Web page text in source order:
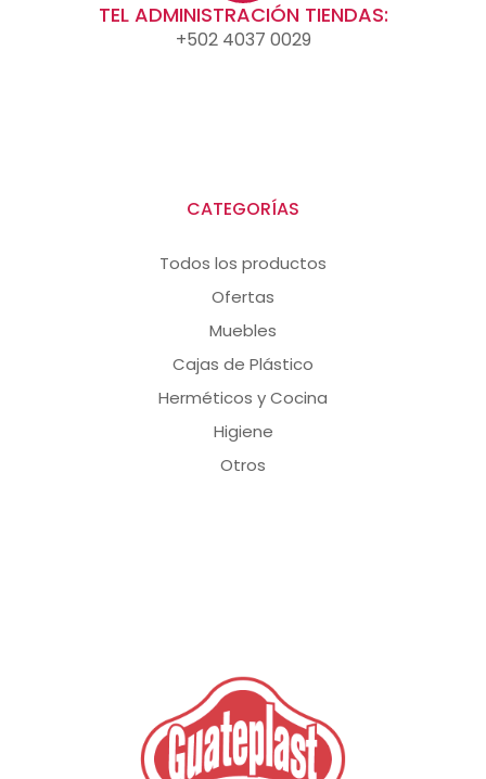
TEL ADMINISTRACIÓN TIENDAS:
+502 4037 0029
CATEGORÍAS
Todos los productos
Ofertas
Muebles
Cajas de Plástico
Herméticos y Cocina
Higiene
Otros